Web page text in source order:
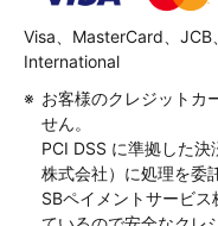
Visa、MasterCard、
International
お客様のクレジットカ
せん。
PCI DSS に準拠した
株式会社）に処理を委
SBペイメントサービ